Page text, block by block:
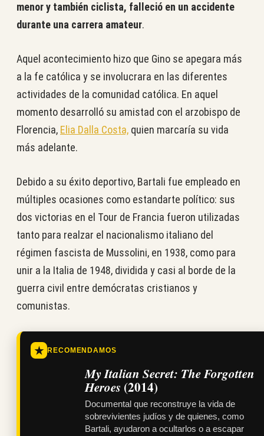
menor y también ciclista, falleció en un accidente
durante una carrera amateur.
Aquel acontecimiento hizo que Gino se apegara más
a la fe católica y se involucrara en las diferentes
actividades de la comunidad católica. En aquel
momento desarrolló su amistad con el arzobispo de
Florencia, Elia Dalla Costa, quien marcaría su vida
más adelante.
Debido a su éxito deportivo, Bartali fue empleado en
múltiples ocasiones como estandarte político: sus
dos victorias en el Tour de Francia fueron utilizadas
tanto para realzar el nacionalismo italiano del
régimen fascista de Mussolini, en 1938, como para
unir a la Italia de 1948, dividida y casi al borde de la
guerra civil entre demócratas cristianos y
comunistas.
★ RECOMENDAMOS
My Italian Secret: The Forgotten
Heroes (2014)
Documental que reconstruye la vida de
sobrevivientes judíos y de quienes, como
Bartali, ayudaron a ocultarlos o a escapar